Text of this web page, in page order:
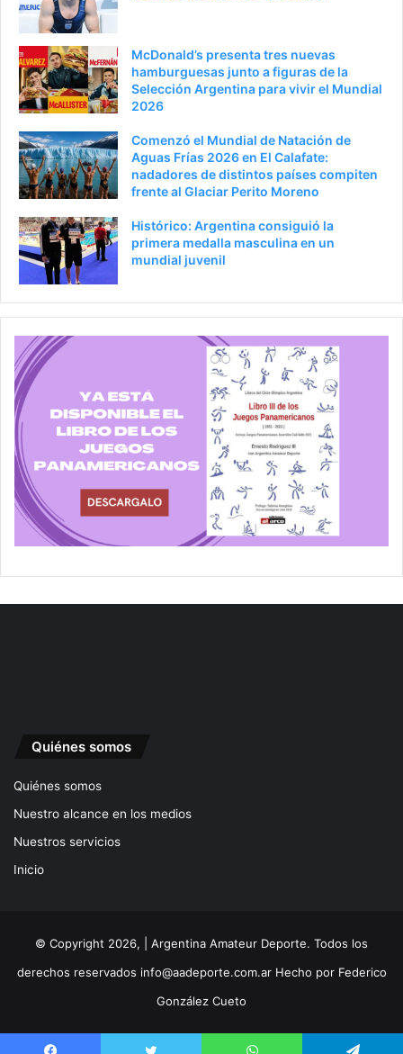
McDonald’s presenta tres nuevas
hamburguesas junto a figuras de la
Selección Argentina para vivir el Mundial
2026
Comenzó el Mundial de Natación de
Aguas Frías 2026 en El Calafate:
nadadores de distintos países compiten
frente al Glaciar Perito Moreno
Histórico: Argentina consiguió la
primera medalla masculina en un
mundial juvenil
Quiénes somos
Quiénes somos
Nuestro alcance en los medios
Nuestros servicios
Inicio
© Copyright 2026, | Argentina Amateur Deporte. Todos los
derechos reservados info@aadeporte.com.arHecho por Federico
González Cueto